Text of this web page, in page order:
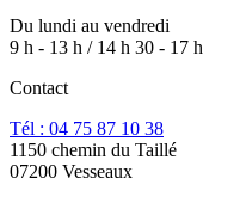
Du lundi au vendredi
9 h - 13 h / 14 h 30 - 17 h
Contact
Tél : 04 75 87 10 38
1150 chemin du Taillé
07200 Vesseaux